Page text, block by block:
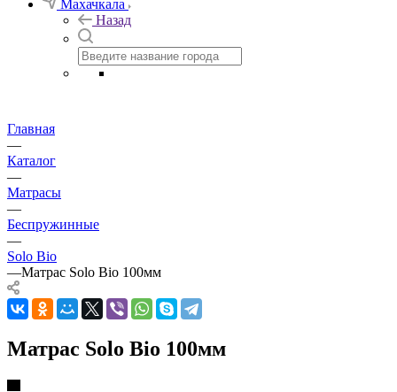
Махачкала
Назад
Главная
—
Каталог
—
Матрасы
—
Беспружинные
—
Solo Bio
—Матрас Solo Bio 100мм
Матрас Solo Bio 100мм